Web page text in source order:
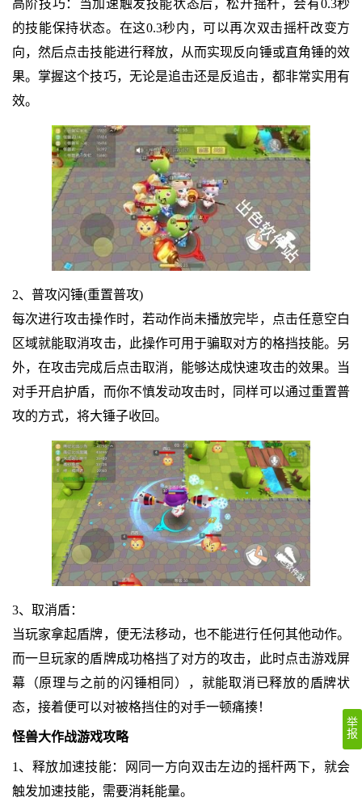
高阶技巧：当加速触发技能状态后，松开摇杆，会有0.3秒
的技能保持状态。在这0.3秒内，可以再次双击摇杆改变方
向，然后点击技能进行释放，从而实现反向锤或直角锤的效
果。掌握这个技巧，无论是追击还是反追击，都非常实用有
效。
2、普攻闪锤(重置普攻)
每次进行攻击操作时，若动作尚未播放完毕，点击任意空白
区域就能取消攻击，此操作可用于骗取对方的格挡技能。另
外，在攻击完成后点击取消，能够达成快速攻击的效果。当
对手开启护盾，而你不慎发动攻击时，同样可以通过重置普
攻的方式，将大锤子收回。
3、取消盾：
当玩家拿起盾牌，便无法移动，也不能进行任何其他动作。
而一旦玩家的盾牌成功格挡了对方的攻击，此时点击游戏屏
幕（原理与之前的闪锤相同），就能取消已释放的盾牌状
态，接着便可以对被格挡住的对手一顿痛揍！
怪兽大作战游戏攻略
1、释放加速技能：网同一方向双击左边的摇杆两下，就会
触发加速技能，需要消耗能量。
举
报